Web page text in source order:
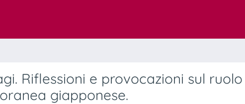
Riflessioni e provocazioni sul ruolo
giapponese.